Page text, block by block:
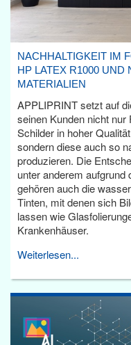
NACHHALTIGKEIT IM
HP LATEX R1000 UND
MATERIALIEN
APPLIPRINT setzt auf
seinen Kunden nicht nur
Schilder in hoher
sondern diese auch so
produzieren. Die
unter anderem
gehören auch die
Tinten, mit denen sich
lassen wie
Krankenhäuser.
Weiterlesen...